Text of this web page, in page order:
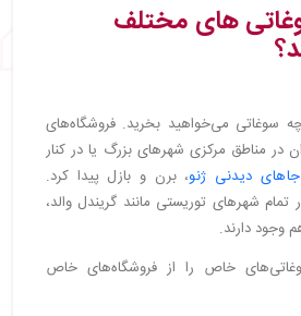
های مختلف
سوغاتی می‌خواهید بخرید. فروشگاه‌های
در مناطق مرکزی شهرهای بزرگ یا در کنار
جاهای دیدنی ژنو، برن و بازل پیدا کرد.
تمام شهرهای توریستی مانند گریندل والد،
وجود دارند.
خاص را از فروشگاه‌های خاص